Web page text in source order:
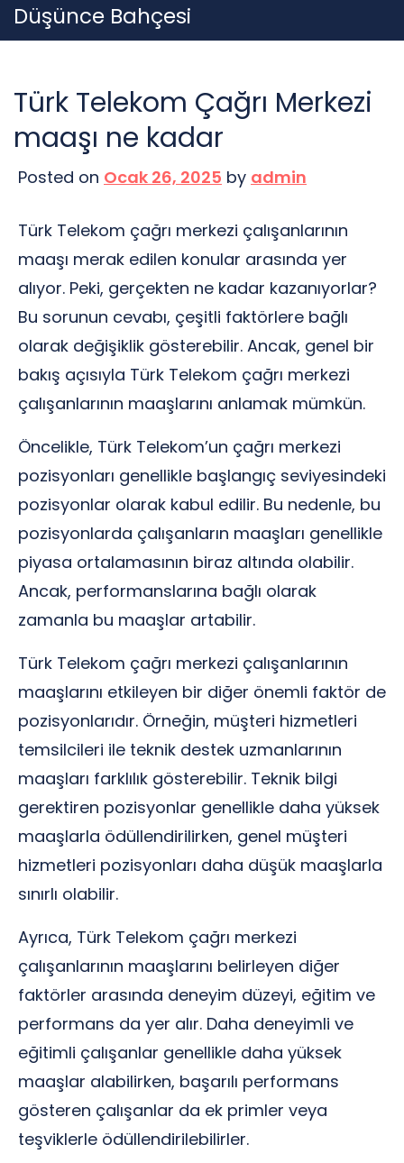
Skip
to
Düşünce Bahçesi
Türk Telekom Çağrı Merkezi
maaşı ne kadar
Posted on Ocak 26, 2025 by admin
Türk Telekom çağrı merkezi çalışanlarının
maaşı merak edilen konular arasında yer
alıyor. Peki, gerçekten ne kadar kazanıyorlar?
Bu sorunun cevabı, çeşitli faktörlere bağlı
olarak değişiklik gösterebilir. Ancak, genel bir
bakış açısıyla Türk Telekom çağrı merkezi
çalışanlarının maaşlarını anlamak mümkün.
Öncelikle, Türk Telekom’un çağrı merkezi
pozisyonları genellikle başlangıç seviyesindeki
pozisyonlar olarak kabul edilir. Bu nedenle, bu
pozisyonlarda çalışanların maaşları genellikle
piyasa ortalamasının biraz altında olabilir.
Ancak, performanslarına bağlı olarak
zamanla bu maaşlar artabilir.
Türk Telekom çağrı merkezi çalışanlarının
maaşlarını etkileyen bir diğer önemli faktör de
pozisyonlarıdır. Örneğin, müşteri hizmetleri
temsilcileri ile teknik destek uzmanlarının
maaşları farklılık gösterebilir. Teknik bilgi
gerektiren pozisyonlar genellikle daha yüksek
maaşlarla ödüllendirilirken, genel müşteri
hizmetleri pozisyonları daha düşük maaşlarla
sınırlı olabilir.
Ayrıca, Türk Telekom çağrı merkezi
çalışanlarının maaşlarını belirleyen diğer
faktörler arasında deneyim düzeyi, eğitim ve
performans da yer alır. Daha deneyimli ve
eğitimli çalışanlar genellikle daha yüksek
maaşlar alabilirken, başarılı performans
gösteren çalışanlar da ek primler veya
teşviklerle ödüllendirilebilirler.